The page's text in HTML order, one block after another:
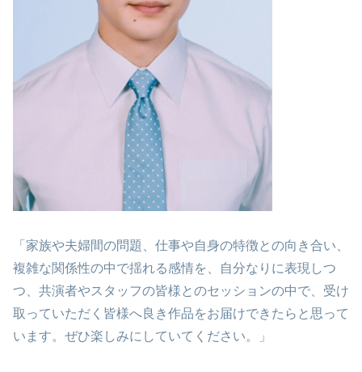
「家族や夫婦間の問題、仕事や自身の特徴との向き合い、
複雑な関係性の中で揺れる感情を、自分なりに表現しつ
つ、共演者やスタッフの皆様とのセッションの中で、受け
取っていただく皆様へ良き作品をお届けできたらと思って
います。ぜひ楽しみにしていてください。」